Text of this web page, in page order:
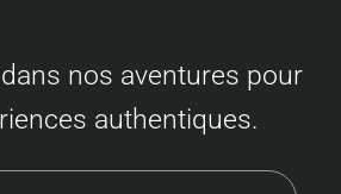
nos aventures pour
authentiques.